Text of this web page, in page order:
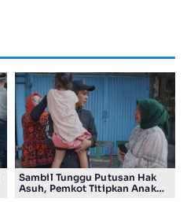
Sambil Tunggu Putusan Hak
Asuh, Pemkot Titipkan Anak